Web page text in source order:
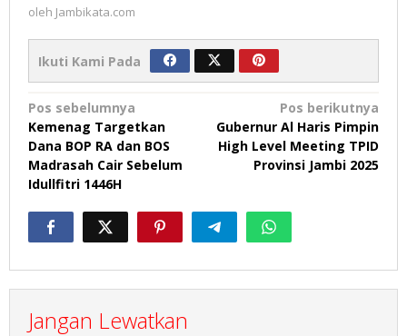
oleh Jambikata.com
Ikuti Kami Pada
Navigasi
pos
Pos sebelumnya
Kemenag Targetkan
Dana BOP RA dan BOS
Madrasah Cair Sebelum
Idullfitri 1446H
Pos berikutnya
Gubernur Al Haris Pimpin
High Level Meeting TPID
Provinsi Jambi 2025
Jangan Lewatkan